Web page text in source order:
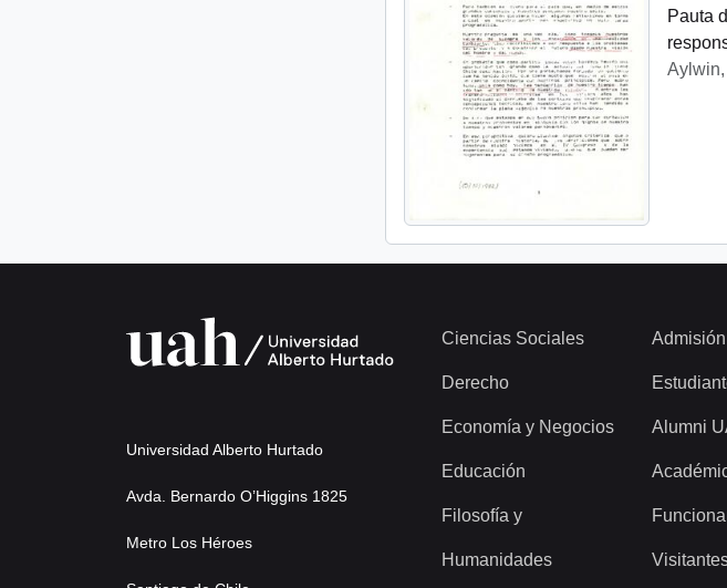
Pauta
Universidad Alberto Hurtado
Avda. Bernardo O’Higgins 1825
Metro Los Héroes
Ciencias Sociales
Derecho
Economía y Negocios
Educación
Filosofía y
Humanidades
Admisión
Alumni